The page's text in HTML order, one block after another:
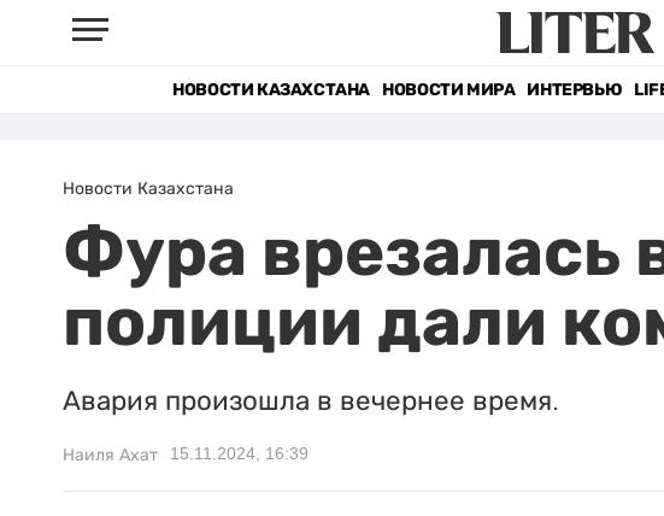
НОВОСТИ КАЗАХСТАНА НОВОСТИ МИРА ИНТЕРВЬЮ
Новости Казахстана
Фура врезалась
полиции дали
Авария произошла в вечернее время.
Наиля Ахат 15.11.2024, 16:39